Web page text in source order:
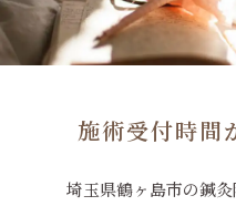
施術受付時間
埼玉県鶴ヶ島市の鍼